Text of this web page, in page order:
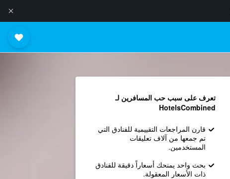
تعرف على سبب حب المسافرين لـ
HotelsCombined
قارن المراجعات التقييمية للفنادق التي
تم جمعها من آلاف تعليقات
المستخدمين.
بحث واحد يمنحك أسعاراً دقيقة للفنادق
ذات الأسعار المعقولة.